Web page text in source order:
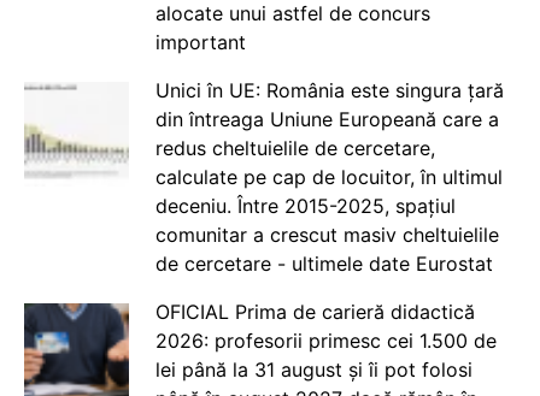
alocate unui astfel de concurs
important
Unici în UE: România este singura țară
din întreaga Uniune Europeană care a
redus cheltuielile de cercetare,
calculate pe cap de locuitor, în ultimul
deceniu. Între 2015-2025, spațiul
comunitar a crescut masiv cheltuielile
de cercetare - ultimele date Eurostat
OFICIAL Prima de carieră didactică
2026: profesorii primesc cei 1.500 de
lei până la 31 august și îi pot folosi